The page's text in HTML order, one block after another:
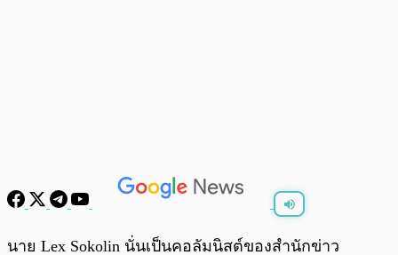
0:00
นาย Lex Sokolin นั่นเป็นคอลัมนิสต์ของสำนักข่าว